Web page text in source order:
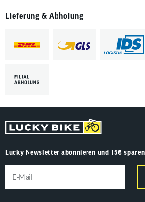
Lieferung & Abholung
Lucky Newsletter abonnieren und 15€ sparen